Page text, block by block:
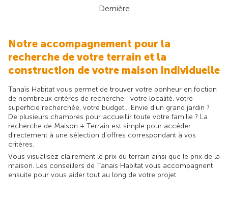
Dernière
Notre accompagnement pour la
recherche de votre terrain et la
construction de votre maison individuelle
Tanaïs Habitat vous permet de trouver votre bonheur en foction
de nombreux critères de recherche : votre localité, votre
superficie recherchée, votre budget... Envie d'un grand jardin ?
De plusieurs chambres pour accueillir toute votre famille ? La
recherche de Maison + Terrain est simple pour accéder
directement à une sélection d'offres correspondant à vos
critères.
Vous visualisez clairement le prix du terrain ainsi que le prix de la
maison. Les conseillers de Tanaïs Habitat vous accompagnent
ensuite pour vous aider tout au long de votre projet.